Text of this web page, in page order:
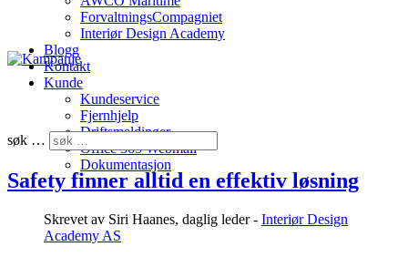
ForvaltningsCompagniet
Interiør Design Academy
Blogg
Kontakt
Kunde
Kundeservice
Fjernhjelp
Driftsmeldinger
Office 365 Webmail
Dokumentasjon
søk …
Safety finner alltid en effektiv løsning
Skrevet av Siri Haanes, daglig leder - Interiør Design
Academy AS